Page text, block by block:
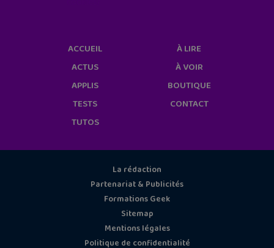
ACCUEIL
ACTUS
APPLIS
TESTS
TUTOS
À LIRE
À VOIR
BOUTIQUE
CONTACT
La rédaction
Partenariat & Publicités
Formations Geek
Sitemap
Mentions légales
Politique de confidentialité